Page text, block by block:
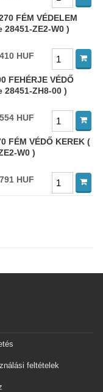
FÉM VÉDELEM
ZE2-W0 )
410 HUF
FEHÉRJE VÉDŐ
ZH8-00 )
554 HUF
FÉM VÉDŐ KEREK (
W0 )
791 HUF
feltételek